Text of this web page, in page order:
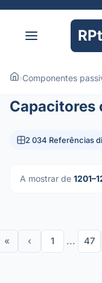
›Componentes
Capacitores
2 034 Referências
A mostrar de
« ‹ 1 ... 47